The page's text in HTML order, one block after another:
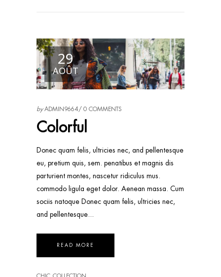
29
AOÛT
byADMIN9664 0 COMMENTS
Colorful
Donec quam felis, ultricies nec, and pellentesque
eu, pretium quis, sem. penatibus et magnis dis
parturient montes, nascetur ridiculus mus.
commodo ligula eget dolor. Aenean massa. Cum
sociis natoque Donec quam felis, ultricies nec,
and pellentesque
READ MORE